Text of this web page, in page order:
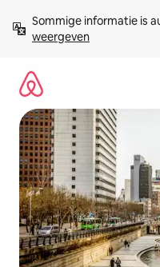
direct
naar
Sommige informatie is
weergeven